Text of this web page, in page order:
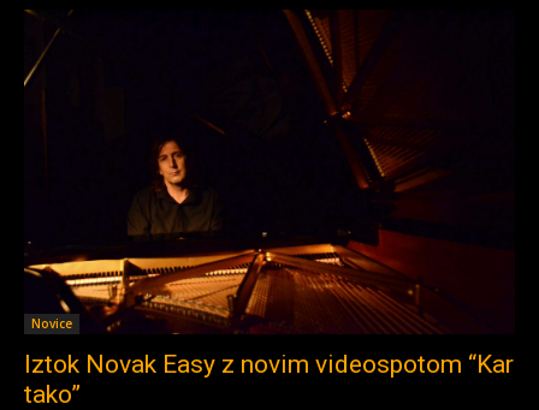
Novice
Iztok Novak Easy z novim videospotom “Kar
tako”